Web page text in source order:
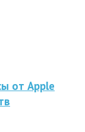
от Apple